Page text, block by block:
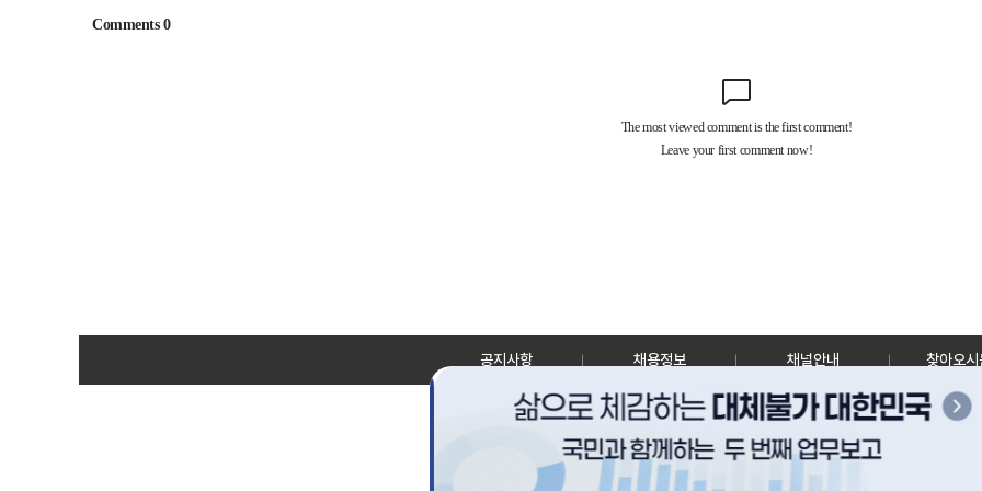
공지사항 채용정보 채널안내 찾아오시
30128 세종특별자치시 정부2청사로 13 한국정책방송원 KTV
Copyrightⓒ KTV 국민방송 All Rights Reserved.
PC버전